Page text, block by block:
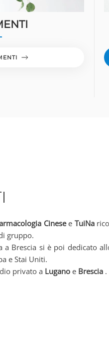
Cinesee TuiNa
gruppo.
a Brescia si è poi dedicato
e Stai Uniti.
privato a Lugano e Brescia .